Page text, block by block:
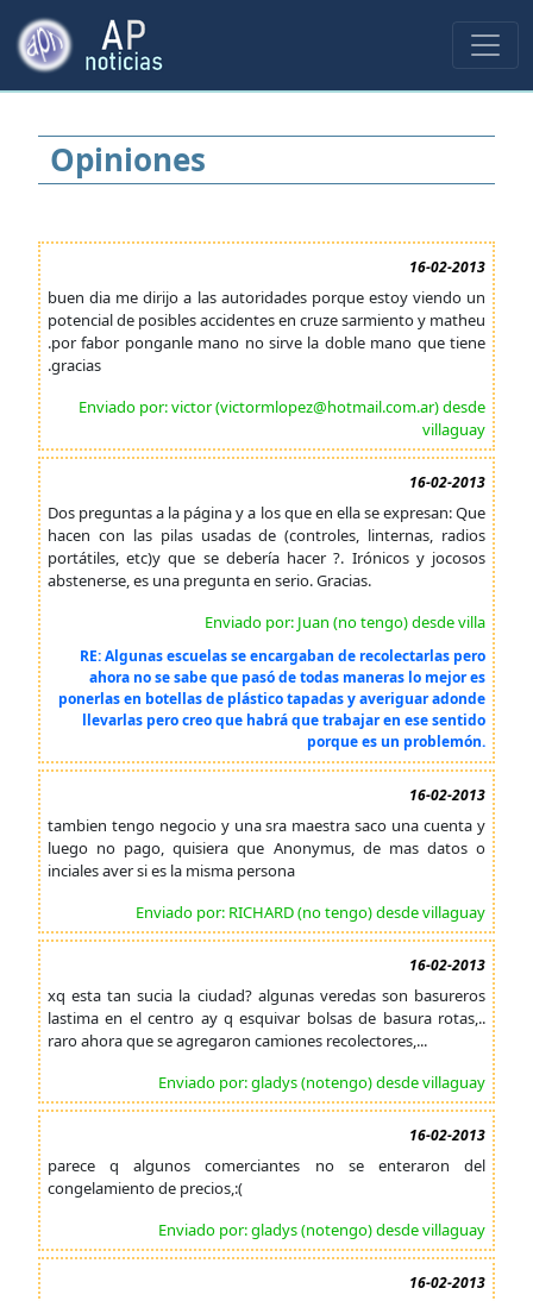
Opiniones
16-02-2013
buen dia me dirijo a las autoridades porque estoy viendo un
potencial de posibles accidentes en cruze sarmiento y matheu
.por fabor ponganle mano no sirve la doble mano que tiene
.gracias
Enviado por: victor (victormlopez@hotmail.com.ar) desde
villaguay
16-02-2013
Dos preguntas a la página y a los que en ella se expresan: Que
hacen con las pilas usadas de (controles, linternas, radios
portátiles, etc)y que se debería hacer ?. Irónicos y jocosos
abstenerse, es una pregunta en serio. Gracias.
Enviado por: Juan (no tengo) desde villa
RE: Algunas escuelas se encargaban de recolectarlas pero
ahora no se sabe que pasó de todas maneras lo mejor es
ponerlas en botellas de plástico tapadas y averiguar adonde
llevarlas pero creo que habrá que trabajar en ese sentido
porque es un problemón.
16-02-2013
tambien tengo negocio y una sra maestra saco una cuenta y
luego no pago, quisiera que Anonymus, de mas datos o
inciales aver si es la misma persona
Enviado por: RICHARD (no tengo) desde villaguay
16-02-2013
xq esta tan sucia la ciudad? algunas veredas son basureros
lastima en el centro ay q esquivar bolsas de basura rotas,..
raro ahora que se agregaron camiones recolectores,...
Enviado por: gladys (notengo) desde villaguay
16-02-2013
parece q algunos comerciantes no se enteraron del
congelamiento de precios,:(
Enviado por: gladys (notengo) desde villaguay
16-02-2013